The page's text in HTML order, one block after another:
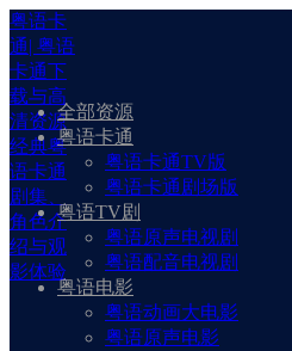
粤语卡
通| 粤语
卡通下
载与高
清资源
经典粤
语卡通
剧集、
角色介
绍与观
影体验
全部资源
粤语卡通
粤语卡通TV版
粤语卡通剧场版
粤语TV剧
粤语原声电视剧
粤语配音电视剧
粤语电影
粤语动画大电影
粤语原声电影